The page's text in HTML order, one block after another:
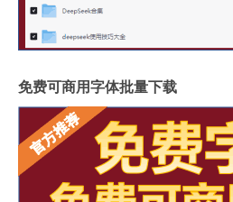
免费可商用字体批量下载